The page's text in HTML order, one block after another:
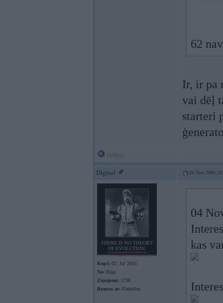
62
Ir, ir pa
vai dēļ
starteri
Digital 04. Nov 2009,
Kopš: 02. Jul 2005
No: Rīga
Ziņojumi: 3738
Braucu ar: Elektrību
04
kas